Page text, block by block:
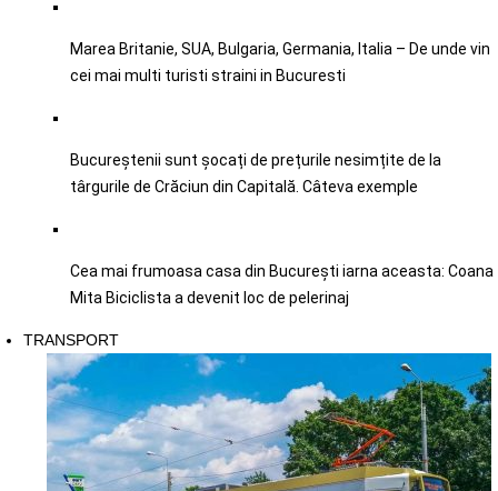
Marea Britanie, SUA, Bulgaria, Germania, Italia – De unde vin
cei mai multi turisti straini in Bucuresti
Bucureștenii sunt șocați de prețurile nesimțite de la
târgurile de Crăciun din Capitală. Câteva exemple
Cea mai frumoasa casa din București iarna aceasta: Coana
Mita Biciclista a devenit loc de pelerinaj
TRANSPORT